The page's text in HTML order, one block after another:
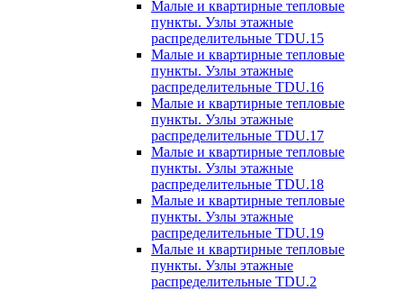
Малые и квартирные тепловые
пункты. Узлы этажные
распределительные TDU.15
Малые и квартирные тепловые
пункты. Узлы этажные
распределительные TDU.16
Малые и квартирные тепловые
пункты. Узлы этажные
распределительные TDU.17
Малые и квартирные тепловые
пункты. Узлы этажные
распределительные TDU.18
Малые и квартирные тепловые
пункты. Узлы этажные
распределительные TDU.19
Малые и квартирные тепловые
пункты. Узлы этажные
распределительные TDU.2